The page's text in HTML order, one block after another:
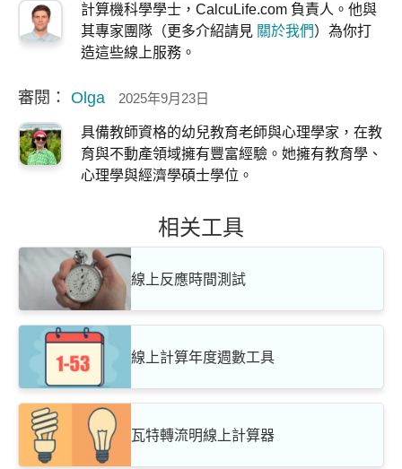
計算機科學學士，CalcuLife.com 負責人。他與
其專家團隊（更多介紹請見 關於我們）為你打
造這些線上服務。
審閱： Olga 2025年9月23日
具備教師資格的幼兒教育老師與心理學家，在教
育與不動產領域擁有豐富經驗。她擁有教育學、
心理學與經濟學碩士學位。
相关工具
線上反應時間測試
線上計算年度週數工具
瓦特轉流明線上計算器